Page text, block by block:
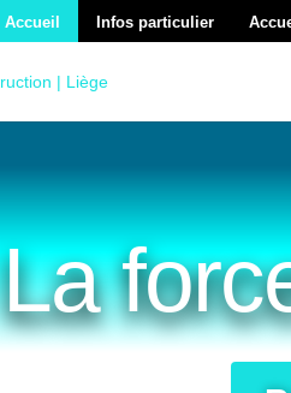
Accueil Infos particulier
La